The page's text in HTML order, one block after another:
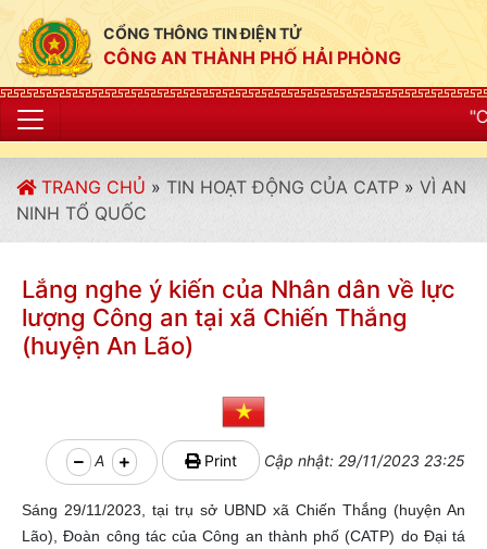
CỔNG THÔNG TIN ĐIỆN TỬ
CÔNG AN THÀNH PHỐ HẢI PHÒNG
"CÔNG AN THÀNH
TRANG CHỦ » TIN HOẠT ĐỘNG CỦA CATP » VÌ AN
NINH TỔ QUỐC
Lắng nghe ý kiến của Nhân dân về lực
lượng Công an tại xã Chiến Thắng
(huyện An Lão)
A Print Cập nhật: 29/11/2023 23:25
Sáng 29/11/2023, tại trụ sở UBND xã Chiến Thắng (huyện An
Lão), Đoàn công tác của Công an thành phố (CATP) do Đại tá